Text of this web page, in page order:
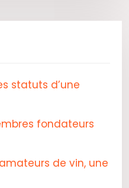
statuts d’une
fondateurs
de vin, une